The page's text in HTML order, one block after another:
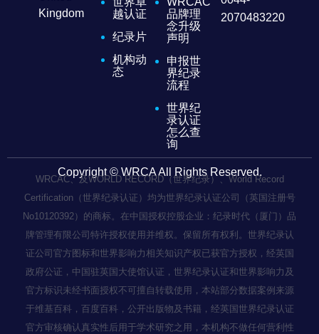
Kingdom
越认证
纪录片
机构动
态
品牌理
念升级
声明
申报世
界纪录
流程
世界纪
录认证
怎么查
询
2070483220
Copyright © WRCA All Rights Reserved.
WRCAC、及WORLD RECORD（世界纪录）、World Record
Certification（世界纪录认证）均为世界纪录认证公司（英国注册号
No10120392）的商标。在中国授权控股企业：纪录时代（厦门）品
牌管理有限公司特许授权使用并维权。保留所有权利。世界纪录认
证公司官方图标和世界影响力相关知识产权已获官方授权，经英国
政府公证，中国驻英国大使馆认证，世界纪录认证和世界影响力及
官方标识未经书面授权不可擅自转载使用，本站部分数据案例来源
于维基百科，百度百科，公开出版物及书籍，经英国世界纪录认证
官方审核确认真实性后用于学术研究之用，本机构不做任何营利性